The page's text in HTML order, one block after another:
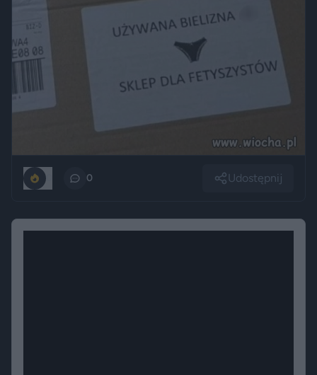
0 Udostępnij